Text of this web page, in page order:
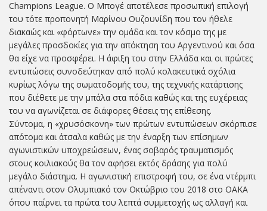
Champions League. Ο Μπογέ αποτέλεσε προσωπική επιλογή
του τότε προπονητή Μαρίνου Ουζουνίδη που τον ήθελε
διακαώς και «φόρτωνε» την ομάδα και τον κόσμο της με
μεγάλες προσδοκίες για την απόκτηση του Αργεντινού και όσα
θα είχε να προσφέρει. Η άφιξη του στην Ελλάδα και οι πρώτες
εντυπώσεις συνοδεύτηκαν από πολύ κολακευτικά σχόλια
κυρίως λόγω της σωματοδομής του, της τεχνικής κατάρτισης
που διέθετε με την μπάλα στα πόδια καθώς και της ευχέρειας
του να αγωνίζεται σε διάφορες θέσεις της επίθεσης.
Σύντομα, η «χρυσόσκονη» των πρώτων εντυπώσεων σκόρπισε
απότομα και άτσαλα καθώς με την έναρξη των επίσημων
αγωνιστικών υποχρεώσεων, ένας σοβαρός τραυματισμός
στους κοιλιακούς θα τον αφήσει εκτός δράσης για πολύ
μεγάλο διάστημα. Η αγωνιστική επιστροφή του, σε ένα ντέρμπι
απέναντι στον Ολυμπιακό τον Οκτώβριο του 2018 στο ΟΑΚΑ
όπου παίρνει τα πρώτα του λεπτά συμμετοχής ως αλλαγή και